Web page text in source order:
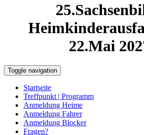
22.Mai
Toggle navigation
Startseite
Treffpunkt | Programm
Anmeldung Heime
Anmeldung Fahrer
Anmeldung Blocker
Fragen?